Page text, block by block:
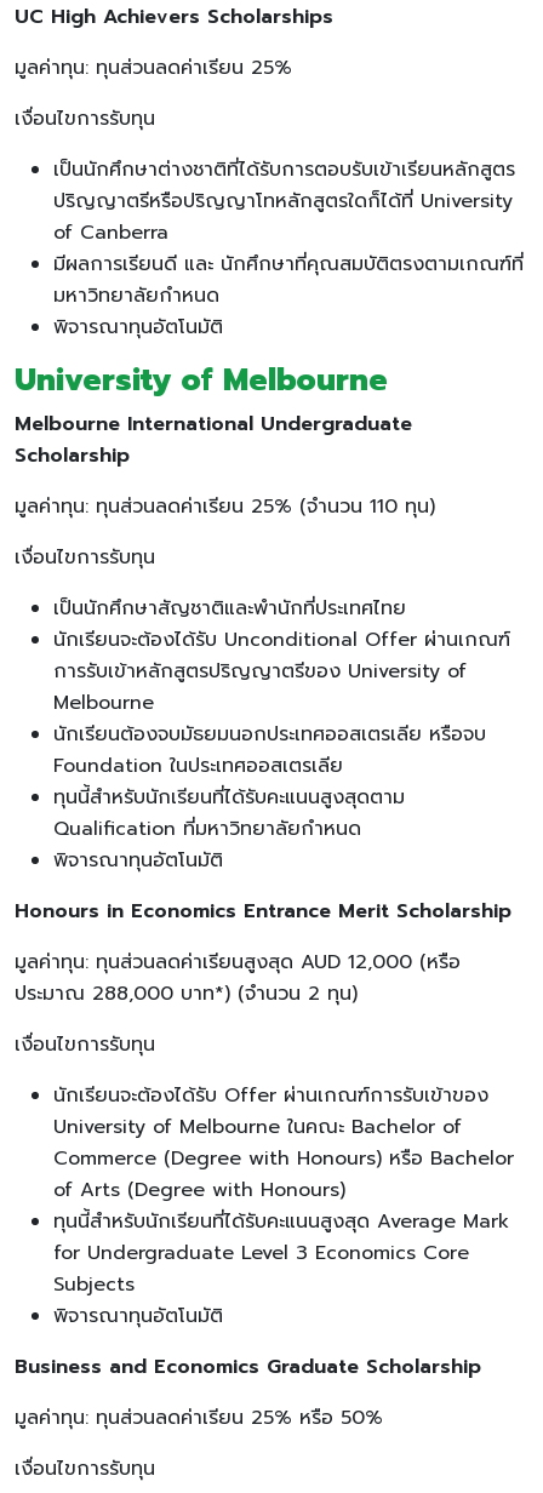
UC High Achievers Scholarships
มูลค่าทุน: ทุนส่วนลดค่าเรียน 25%
เงื่อนไขการรับทุน
เป็นนักศึกษาต่างชาติที่ได้รับการตอบรับเข้าเรียนหลักสูตร
ปริญญาตรีหรือปริญญาโทหลักสูตรใดก็ได้ที่ University
of Canberra
มีผลการเรียนดี และ นักศึกษาที่คุณสมบัติตรงตามเกณฑ์ที่
มหาวิทยาลัยกำหนด
พิจารณาทุนอัตโนมัติ
University of Melbourne
Melbourne International Undergraduate
Scholarship
มูลค่าทุน: ทุนส่วนลดค่าเรียน 25% (จำนวน 110 ทุน)
เงื่อนไขการรับทุน
เป็นนักศึกษาสัญชาติและพำนักที่ประเทศไทย
นักเรียนจะต้องได้รับ Unconditional Offer ผ่านเกณฑ์
การรับเข้าหลักสูตรปริญญาตรีของ University of
Melbourne
นักเรียนต้องจบมัธยมนอกประเทศออสเตรเลีย หรือจบ
Foundation ในประเทศออสเตรเลีย
ทุนนี้สำหรับนักเรียนที่ได้รับคะแนนสูงสุดตาม
Qualification ที่มหาวิทยาลัยกำหนด
พิจารณาทุนอัตโนมัติ
Honours in Economics Entrance Merit Scholarship
มูลค่าทุน: ทุนส่วนลดค่าเรียนสูงสุด AUD 12,000 (หรือ
ประมาณ 288,000 บาท*) (จำนวน 2 ทุน)
เงื่อนไขการรับทุน
นักเรียนจะต้องได้รับ Offer ผ่านเกณฑ์การรับเข้าของ
University of Melbourne ในคณะ Bachelor of
Commerce (Degree with Honours) หรือ Bachelor
of Arts (Degree with Honours)
ทุนนี้สำหรับนักเรียนที่ได้รับคะแนนสูงสุด Average Mark
for Undergraduate Level 3 Economics Core
Subjects
พิจารณาทุนอัตโนมัติ
Business and Economics Graduate Scholarship
มูลค่าทุน: ทุนส่วนลดค่าเรียน 25% หรือ 50%
เงื่อนไขการรับทุน